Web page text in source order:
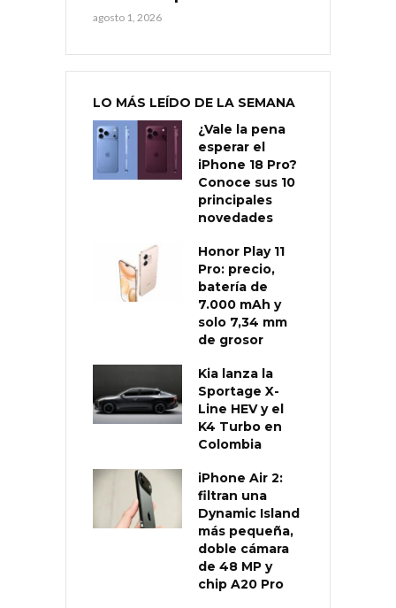
agosto 1, 2026
LO MÁS LEÍDO DE LA SEMANA
¿Vale la pena
esperar el
iPhone 18 Pro?
Conoce sus 10
principales
novedades
Honor Play 11
Pro: precio,
batería de
7.000 mAh y
solo 7,34 mm
de grosor
Kia lanza la
Sportage X-
Line HEV y el
K4 Turbo en
Colombia
iPhone Air 2:
filtran una
Dynamic Island
más pequeña,
doble cámara
de 48 MP y
chip A20 Pro